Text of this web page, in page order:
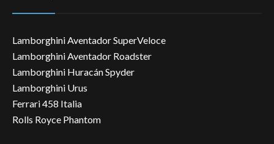
Lamborghini Aventador SuperVeloce
Lamborghini Aventador Roadster
Lamborghini Huracán Spyder
Lamborghini Urus
Ferrari 458 Italia
Rolls Royce Phantom